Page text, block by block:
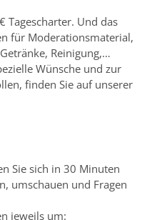
Tagescharter. Und das
für Moderationsmaterial,
Reinigung,…
Wünsche und zur
finden Sie auf unserer
Sie sich in 30 Minuten
umschauen und Fragen
jeweils um: